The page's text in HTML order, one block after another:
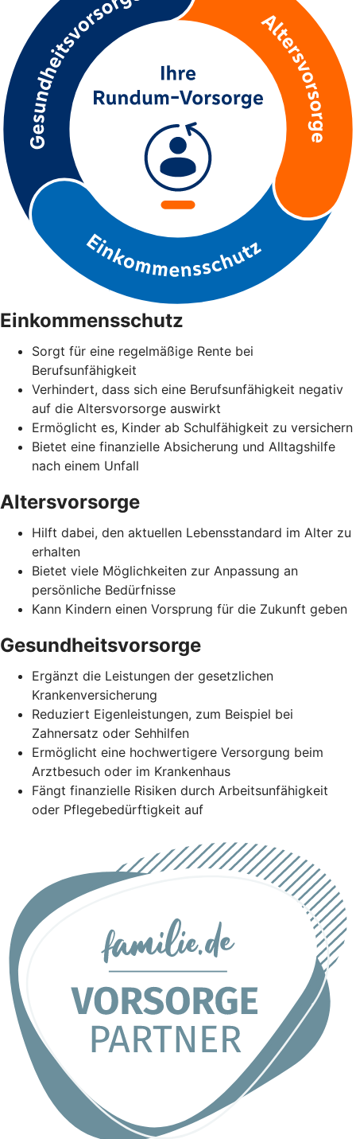
Einkommensschutz
Sorgt für eine regelmäßige Rente bei
Berufsunfähigkeit
Verhindert, dass sich eine Berufsunfähigkeit negativ
auf die Altersvorsorge auswirkt
Ermöglicht es, Kinder ab Schulfähigkeit zu versichern
Bietet eine finanzielle Absicherung und Alltagshilfe
nach einem Unfall
Altersvorsorge
Hilft dabei, den aktuellen Lebensstandard im Alter zu
erhalten
Bietet viele Möglichkeiten zur Anpassung an
persönliche Bedürfnisse
Kann Kindern einen Vorsprung für die Zukunft geben
Gesundheitsvorsorge
Ergänzt die Leistungen der gesetzlichen
Krankenversicherung
Reduziert Eigenleistungen, zum Beispiel bei
Zahnersatz oder Sehhilfen
Ermöglicht eine hochwertigere Versorgung beim
Arztbesuch oder im Krankenhaus
Fängt finanzielle Risiken durch Arbeitsunfähigkeit
oder Pflegebedürftigkeit auf